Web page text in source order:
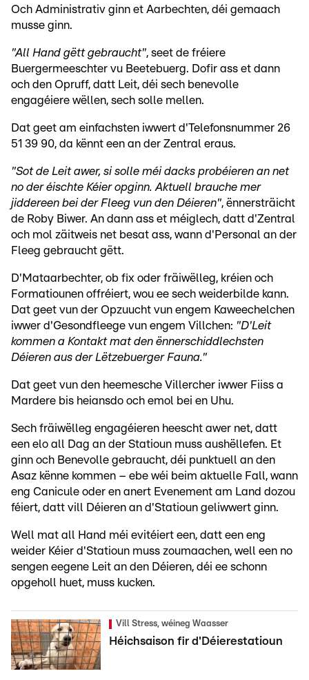
Och Administrativ ginn et Aarbechten, déi gemaach
musse ginn.
"All Hand gëtt gebraucht", seet de fréiere
Buergermeeschter vu Beetebuerg. Dofir ass et dann
och den Opruff, datt Leit, déi sech benevolle
engagéiere wëllen, sech solle mellen.
Dat geet am einfachsten iwwert d'Telefonsnummer 26
51 39 90, da kënnt een an der Zentral eraus.
"Sot de Leit awer, si solle méi dacks probéieren an net
no der éischte Kéier opginn. Aktuell brauche mer
jiddereen bei der Fleeg vun den Déieren", ënnersträicht
de Roby Biwer. An dann ass et méiglech, datt d'Zentral
och mol zäitweis net besat ass, wann d'Personal an der
Fleeg gebraucht gëtt.
D'Mataarbechter, ob fix oder fräiwëlleg, kréien och
Formatiounen offréiert, wou ee sech weiderbilde kann.
Dat geet vun der Opzuucht vun engem Kaweechelchen
iwwer d'Gesondfleege vun engem Villchen: "D'Leit
kommen a Kontakt mat den ënnerschiddlechsten
Déieren aus der Lëtzebuerger Fauna."
Dat geet vun den heemesche Villercher iwwer Fiiss a
Mardere bis heiansdo och emol bei en Uhu.
Sech fräiwëlleg engagéieren heescht awer net, datt
een elo all Dag an der Statioun muss aushëllefen. Et
ginn och Benevolle gebraucht, déi punktuell an den
Asaz kënne kommen – ebe wéi beim aktuelle Fall, wann
eng Canicule oder en anert Evenement am Land dozou
féiert, datt vill Déieren an d'Statioun geliwwert ginn.
Well mat all Hand méi evitéiert een, datt een eng
weider Kéier d'Statioun muss zoumaachen, well een no
sengen eegene Leit an den Déieren, déi ee schonn
opgeholl huet, muss kucken.
Vill Stress, wéineg Waasser
Héichsaison fir d'Déierestatioun